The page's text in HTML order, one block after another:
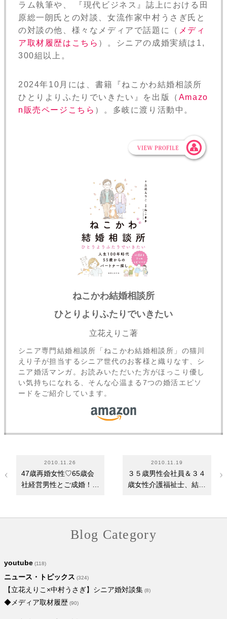
ラム執筆や、 『現代ビジネス』誌上における田
原総一朗氏との対談、女流作家中村うさぎ氏と
の対談の他、様々なメディアで話題に（ メディ
ア取材履歴はこちら ）。シニアの成婚実績は1,
300組以上。
2024年10月には、書籍『ねこかわ結婚相談所
ひとりよりふたりでいきたい』を出版（ Amazo
n販売ページこちら ）。多岐に渡り活動中。
ねこかわ結婚相談所
ひとりよりふたりでいきたい
立花えりこ著
シニア専門結婚相談所「ねこかわ結婚相談所」の猫川
えり子が担当するシニア世代のお客様と織りなす、シ
ニア婚活マンガ。お読みいただいた方がほっこり優し
い気持ちになれる、そんな心温まる7つの婚活エピソ
ードをご紹介しています。
2010.11.26
47歳再婚女性♡65歳会
社経営男性とご成婚！結
2010.11.19
３５歳男性会社員＆３４
歳女性介護福祉士、結婚
Blog Category
youtube (118)
ニュース・トピックス (324)
【立花えりこ×中村うさぎ】シニア婚対談集 (8)
◆メディア取材履歴 (90)